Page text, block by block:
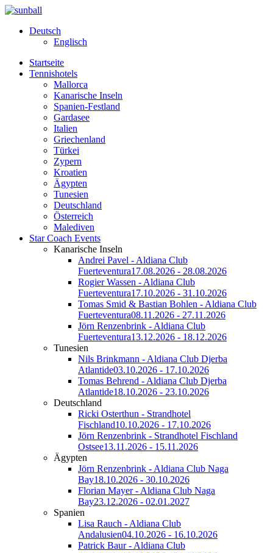
Deutsch
Englisch
Startseite
Tennishotels
Mallorca
Kanarische Inseln
Spanien-Festland
Gardasee
Italien
Griechenland
Türkei
Zypern
Kroatien
Ägypten
Tunesien
Deutschland
Österreich
Malediven
Star Coach Events
Kanarische Inseln
Andrei Pavel - Aldiana Club
Fuerteventura17.08.2026 - 28.08.2026
Rogier Wassen - Aldiana Club
Fuerteventura17.10.2026 - 31.10.2026
Tomas Smid & Bastian Bohlen - Aldiana Club
Fuerteventura08.11.2026 - 27.11.2026
Jörn Renzenbrink - Aldiana Club
Fuerteventura13.12.2026 - 18.12.2026
Tunesien
Nils Brinkmann - Aldiana Club Djerba
Atlantide03.10.2026 - 17.10.2026
Tomas Behrend - Aldiana Club Djerba
Atlantide18.10.2026 - 23.10.2026
Deutschland
Ricki Osterthun - Strandhotel
Fischland10.10.2026 - 17.10.2026
Jörn Renzenbrink - Strandhotel Fischland
Ostsee13.11.2026 - 15.11.2026
Ägypten
Jörn Renzenbrink - Aldiana Club Naga
Bay18.10.2026 - 30.10.2026
Florian Mayer - Aldiana Club Naga
Bay23.12.2026 - 02.01.2027
Spanien
Lisa Rauch - Aldiana Club
Andalusien04.10.2026 - 16.10.2026
Patrick Baur - Aldiana Club